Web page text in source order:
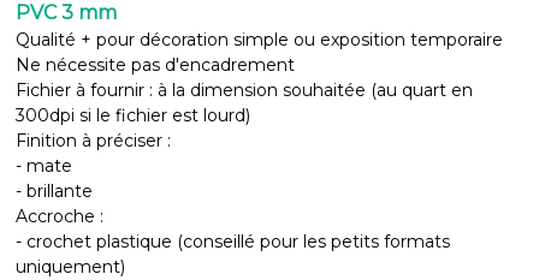
PVC 3 mm
Qualité + pour décoration simple ou exposition temporaire
Ne nécessite pas d'encadrement
Fichier à fournir : à la dimension souhaitée (au quart en
300dpi si le fichier est lourd)
Finition à préciser :
- mate
- brillante
Accroche :
- crochet plastique (conseillé pour les petits formats
uniquement)